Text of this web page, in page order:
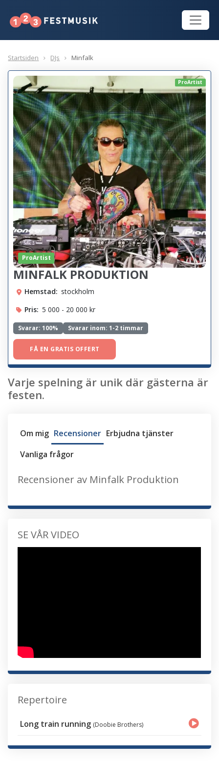
Startsiden DJs Minfalk
ProArtist
MINFALK PRODUKTION
ProArtist
Hemstad: stockholm
Pris: 5 000 - 20 000 kr
Svarar:100% Svarar inom: 1-2 timmar
FÅ EN GRATIS OFFERT
Varje spelning är unik där gästerna är
festen.
Om mig Recensioner Erbjudna tjänster
Vanliga frågor
Recensioner av Minfalk Produktion
SE VÅR VIDEO
Repertoire
Long train running (Doobie Brothers)